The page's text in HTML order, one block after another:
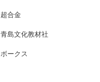
超合金
青島文化教材社
ボークス